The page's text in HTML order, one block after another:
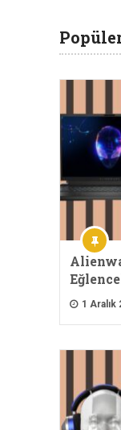
1 Aralık